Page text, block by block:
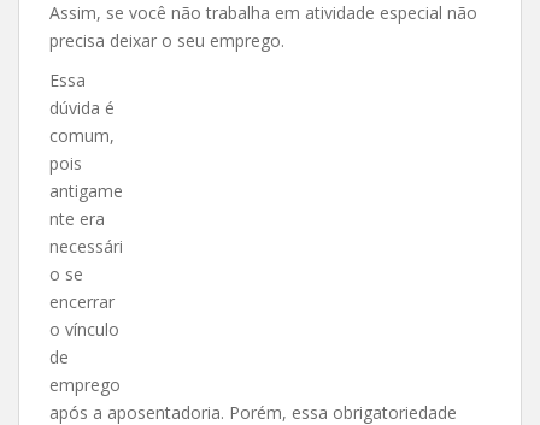
Assim, se você não trabalha em atividade especial não
precisa deixar o seu emprego.
Essa
dúvida é
comum,
pois
antigame
nte era
necessári
o se
encerrar
o vínculo
de
emprego
após a aposentadoria. Porém, essa obrigatoriedade